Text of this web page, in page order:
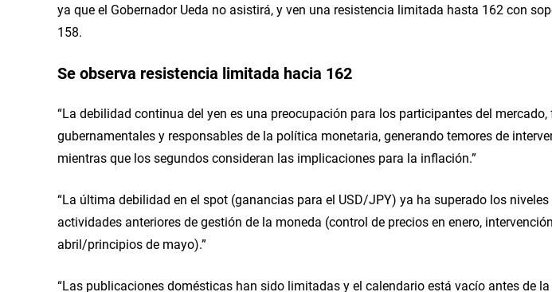
ya que el Gobernador Ueda no asistirá, y ven una resistencia limitada hasta 162 con
158.
Se observa resistencia limitada hacia 162
“La debilidad continua del yen es una preocupación para los participantes del
gubernamentales y responsables de la política monetaria, generando temores de
mientras que los segundos consideran las implicaciones para la inflación.”
“La última debilidad en el spot (ganancias para el USD/JPY) ya ha superado los
actividades anteriores de gestión de la moneda (control de precios en enero,
abril/principios de mayo).”
“Las publicaciones domésticas han sido limitadas y el calendario está vacío antes de